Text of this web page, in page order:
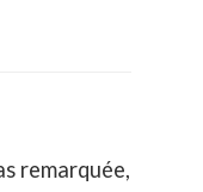
remarquée,